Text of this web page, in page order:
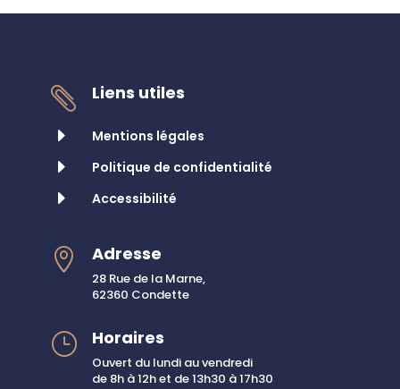

Liens utiles
E
Mentions légales
E Politique de confidentialité
E Accessibilité
 Adresse
28 Rue de la Marne,
62360 Condette
} Horaires
Ouvert du lundi au vendredi
de 8h à 12h et de 13h30 à 17h30